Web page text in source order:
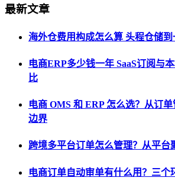
最新文章
海外仓费用构成怎么算 头程仓储
电商ERP多少钱一年 SaaS订阅与
比
电商 OMS 和 ERP 怎么选？从订
边界
跨境多平台订单怎么管理？从平台
电商订单自动审单有什么用？三个